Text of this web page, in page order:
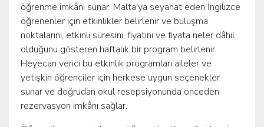
öğrenme imkânı sunar. Malta'ya seyahat eden İngilizce
öğrenenler için etkinlikler belirlenir ve buluşma
noktalarını, etkinli süresini, fiyatını ve fiyata neler dâhil
olduğunu gösteren haftalık bir program belirlenir.
Heyecan verici bu etkinlik programları aileler ve
yetişkin öğrenciler için herkese uygun seçenekler
sunar ve doğrudan okul resepsiyonunda önceden
rezervasyon imkânı sağlar.